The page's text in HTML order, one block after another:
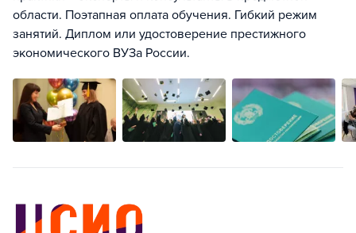
области. Поэтапная оплата обучения. Гибкий режим
занятий. Диплом или удостоверение престижного
экономического ВУЗа России.